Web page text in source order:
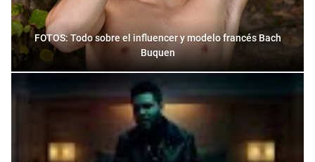
FOTOS: Todo sobre el influencer y modelo francés Bach
Buquen